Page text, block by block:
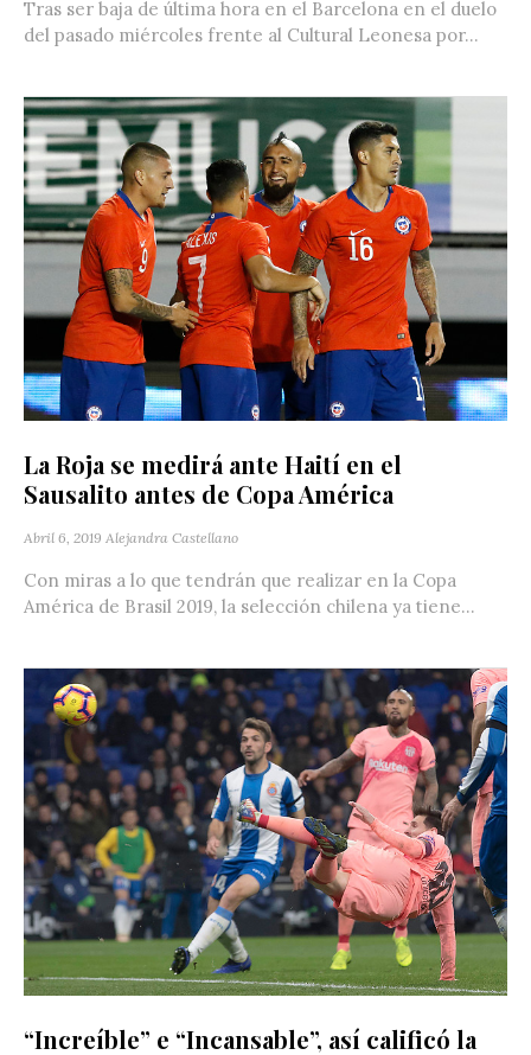
Tras ser baja de última hora en el Barcelona en el duelo
del pasado miércoles frente al Cultural Leonesa por...
La Roja se medirá ante Haití en el
Sausalito antes de Copa América
Abril 6, 2019 Alejandra Castellano
Con miras a lo que tendrán que realizar en la Copa
América de Brasil 2019, la selección chilena ya tiene...
“Increíble” e “Incansable”, así calificó la